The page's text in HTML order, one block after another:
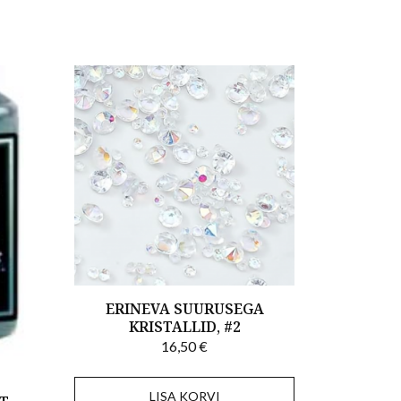
ERINEVA SUURUSEGA
KRISTALLID, #2
16,50€
LISA KORVI